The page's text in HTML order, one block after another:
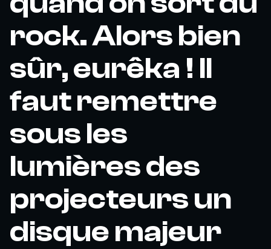
rock. Alors bien
sûr, eurêka ! Il
faut remettre
sous les
lumières des
projecteurs un
disque majeur